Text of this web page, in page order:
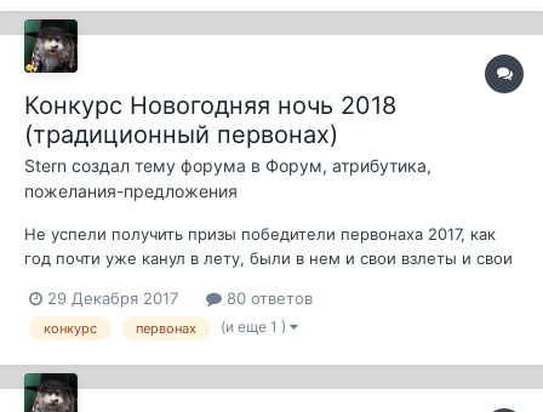
Конкурс Новогодняя ночь 2018
(традиционный первонах)
Stern создал тему форума в Форум, атрибутика,
пожелания-предложения
Не успели получить призы победители первонаха 2017, как
год почти уже канул в лету, были в нем и свои взлеты и свои
минуло с первого конкурса, уже дети рожденные в 13 будут
собираться в школу, все стареют и в конце концов
29 Декабря 2017 80 ответов
конкурс первонах (и еще 1 )